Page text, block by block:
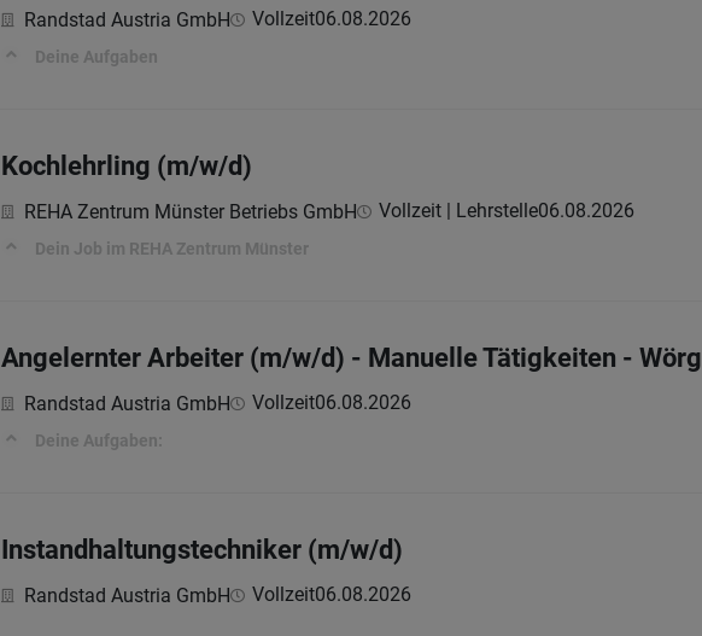
Randstad Austria GmbH Vollzeit06.08.2026
Deine Aufgaben
Kochlehrling (m/w/d)
REHA Zentrum Münster Betriebs GmbH Vollzeit | Lehrstelle06.08.2026
Dein Job im REHA Zentrum Münster
Angelernter Arbeiter (m/w/d) - Manuelle Tätigkeiten - Wörgl
Randstad Austria GmbH Vollzeit06.08.2026
Deine Aufgaben:
Instandhaltungstechniker (m/w/d)
Randstad Austria GmbH Vollzeit06.08.2026